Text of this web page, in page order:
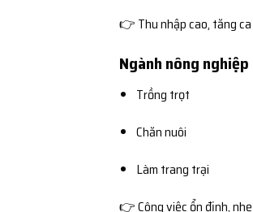
👉 Thu nhập cao, tăng
Ngành nông nghiệp
Trồng trọt
Chăn nuôi
Làm trang trại
👉 Công việc ổn định,